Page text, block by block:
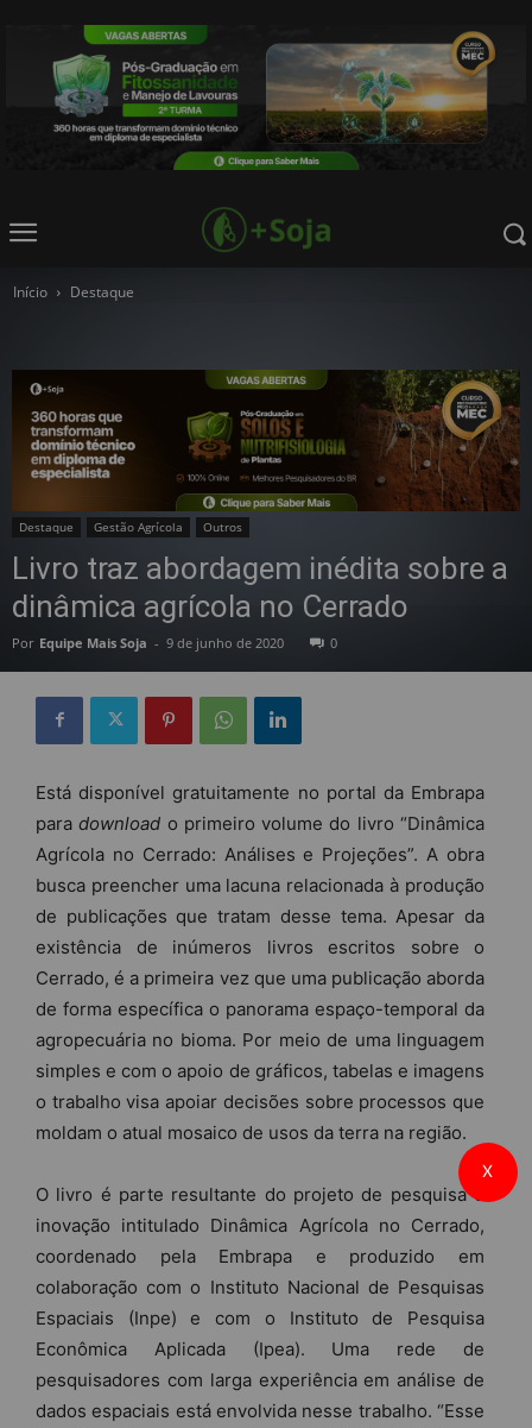
Início Destaque
Destaque Gestão Agrícola Outros
Livro traz abordagem inédita sobre a
dinâmica agrícola no Cerrado
Por Equipe Mais Soja - 9 de junho de 2020 0
Está disponível gratuitamente no portal da Embrapa
paradownload o primeiro volume do livro “Dinâmica
Agrícola no Cerrado: Análises e Projeções”. A obra
busca preencher uma lacuna relacionada à produção
de publicações que tratam desse tema. Apesar da
existência de inúmeros livros escritos sobre o
Cerrado, é a primeira vez que uma publicação aborda
de forma específica o panorama espaço-temporal da
agropecuária no bioma. Por meio de uma linguagem
simples e com o apoio de gráficos, tabelas e imagens
o trabalho visa apoiar decisões sobre processos que
moldam o atual mosaico de usos da terra na região.
O livro é parte resultante do projeto de pesquisa e
inovação intitulado Dinâmica Agrícola no Cerrado,
coordenado pela Embrapa e produzido em
colaboração com o Instituto Nacional de Pesquisas
Espaciais (Inpe) e com o Instituto de Pesquisa
Econômica Aplicada (Ipea). Uma rede de
pesquisadores com larga experiência em análise de
dados espaciais está envolvida nesse trabalho. “Esse
X